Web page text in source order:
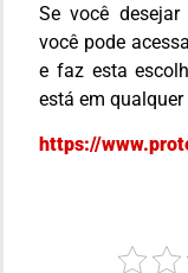
Se você
você pode
e faz esta
está em
https://